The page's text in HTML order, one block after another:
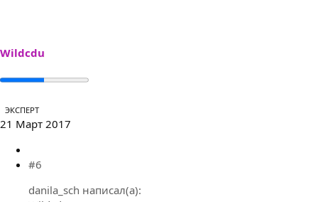
Wildcdu
ЭКСПЕРТ
21 Март 2017
#6
danila_sch написал(а):